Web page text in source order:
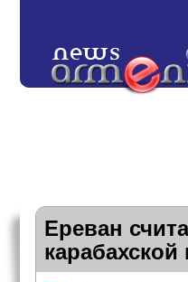
Ереван